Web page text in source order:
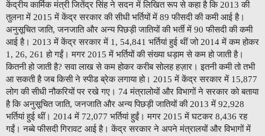
केंद्रीय कार्मिक मंत्री जितेंद्र सिंह ने सदन में लिखित रूप से कहा है कि 2013 की
तुलना में 2015 में केंद्र सरकार की सीधी भर्तियों में 89 फीसदी की कमी आई है।
अनुसूचित जाति, जनजाति और अन्य पिछड़ी जातियों की भर्ती में 90 फीसदी की कमी
आई है। 2013 में केंद्र सरकार में 1, 54,841 भर्तियां हुई थीं जो 2014 में कम होकर
1, 26, 261 हो गईं। मगर 2015 में भर्तियों की संख्या धड़ाम से कम हो जाती है।
कितनी हो जाती है? सवा लाख से कम होकर करीब सोलह हज़ार। इतनी कमी तो तभी
आ सकती है जब किसी ने स्पीड ब्रेक लगाया हो। 2015 में केंद्र सरकार में 15,877
लोग की सीधी नौकरियों पर रखे गए। 74 मंत्रालोयों और विभागों ने सरकार को बताया
है कि अनुसूचित जाति, जनजाति और अन्य पिछड़ी जातियों की 2013 में 92,928
भर्तियां हुई थीं। 2014 में 72,077 भर्तियां हुईं। मगर 2015 में घटकर 8,436 रह
गईं। नब्बे फीसदी गिरावट आई है। केंद्र सरकार ने अपने मंत्रालयों और विभागों में